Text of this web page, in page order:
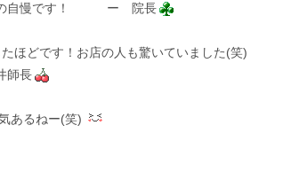
院の自慢です！ ー 院長
ほどです！お店の人も驚いていました(笑)
長
あるねー(笑)